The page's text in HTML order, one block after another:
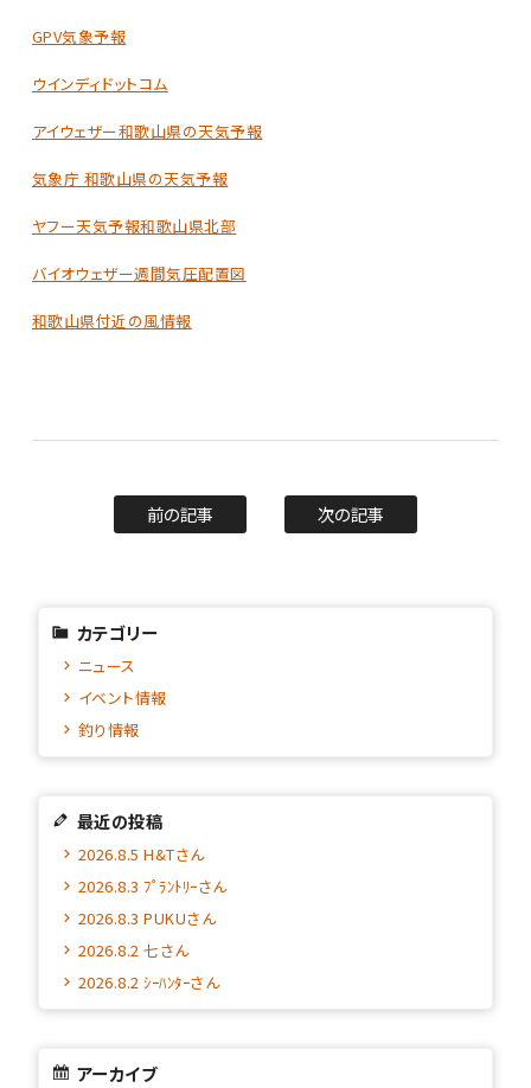
GPV気象予報
ウインディドットコム
アイウェザー和歌山県の天気予報
気象庁 和歌山県の天気予報
ヤフー天気予報和歌山県北部
バイオウェザー週間気圧配置図
和歌山県付近の風情報
前の記事 次の記事
カテゴリー
ニュース
イベント情報
釣り情報
最近の投稿
2026.8.5 H&Tさん
2026.8.3 ﾌﾟﾗﾝﾄﾘｰさん
2026.8.3 PUKUさん
2026.8.2 七さん
2026.8.2 ｼｰﾊﾝﾀｰさん
アーカイブ